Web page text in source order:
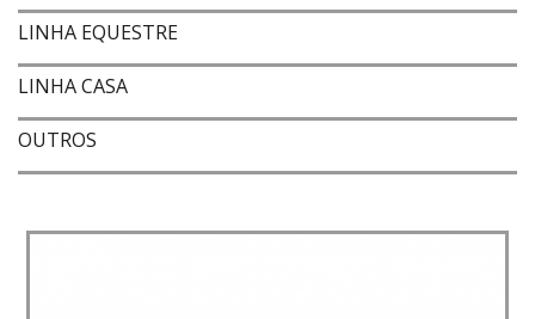
LINHA EQUESTRE
LINHA CASA
OUTROS